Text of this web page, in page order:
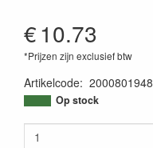
€10.73
*Prijzen zijn exclusief btw
Artikelcode: 2000801948
Op stock